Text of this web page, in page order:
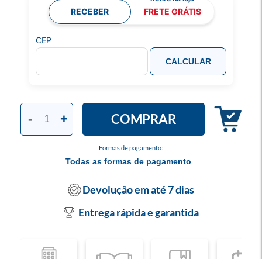
Formas de pagamento:
Todas as formas de pagamento
- + COMPRAR
RECEBER FRETE GRÁTIS
CEP
CALCULAR
Devolução em até 7 dias
Entrega rápida e garantida